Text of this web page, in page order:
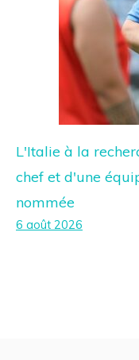
L'Italie à la
chef et d'une
nommée
6 août 2026